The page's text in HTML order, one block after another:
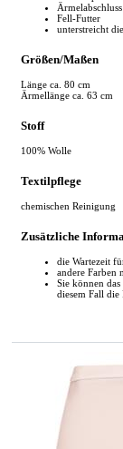
Fell-Futter
unterstreicht
Größen/Maßen
Länge ca. 80 cm
Ärmellänge ca. 63 cm
Stoff
100% Wolle
Textilpflege
chemischen Reinigung
Zusätzliche
die Wartezeit
andere Farben
Sie können
diesem Fall